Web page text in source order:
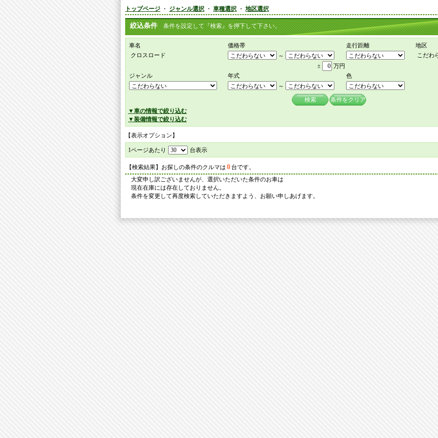
トップページ ・ ジャンル選択 ・ 車種選択 ・ 地区選択
絞込条件 条件を設定して『検索』を押下して下さい。
車名 価格帯 走行距離
地区
クロスロード
～
こだわ
±
万円
ジャンル
年式
色
～
検索
条件をクリア
▼車の情報で絞り込む
▼装備情報で絞り込む
【表示オプション】
1ページあたり 台表示
【検索結果】お探しの条件のクルマは 0 台です。
大変申し訳ございませんが、選択いただいた条件のお車は
現在在庫には存在しておりません。
条件を変更して再度検索していただきますよう、お願い申しあげます。